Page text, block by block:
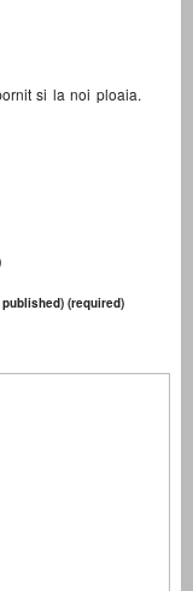
si la noi ploaia.
(required)